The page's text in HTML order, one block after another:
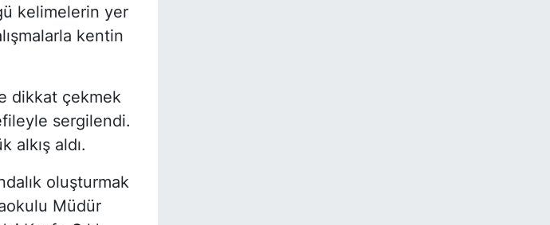
kelimelerin yer
kentin
dikkat çekmek
sergilendi.
aldı.
oluşturmak
Müdür